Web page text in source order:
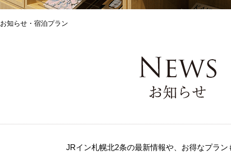
お知らせ・宿泊プラン
JRイン札幌北2条の最新情報や、お得なプラン